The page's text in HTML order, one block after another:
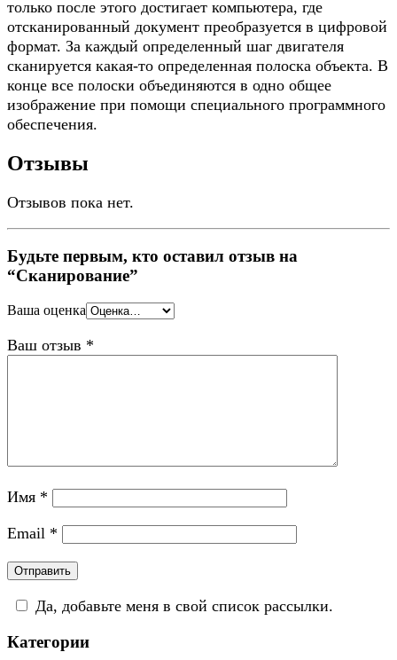
только после этого достигает компьютера, где
отсканированный документ преобразуется в цифровой
формат. За каждый определенный шаг двигателя
сканируется какая-то определенная полоска объекта. В
конце все полоски объединяются в одно общее
изображение при помощи специального программного
обеспечения.
Отзывы
Отзывов пока нет.
Будьте первым, кто оставил отзыв на
“Сканирование”
Ваша оценка
Ваш отзыв *
Имя *
Email *
Да, добавьте меня в свой список рассылки.
Категории